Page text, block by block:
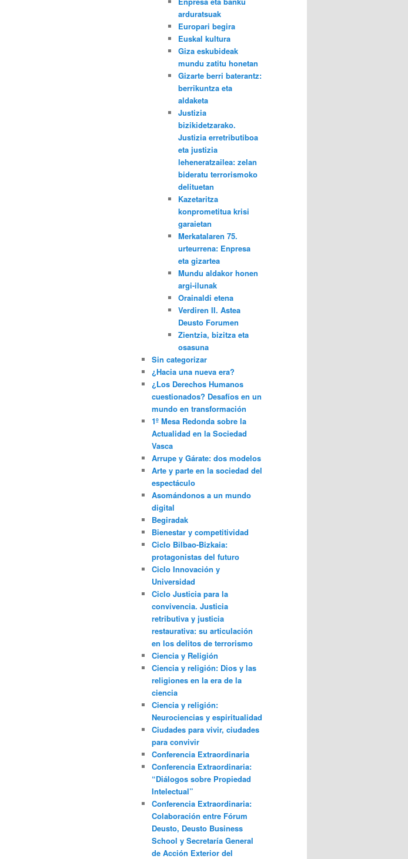
arduratsuak
Europari begira
Euskal kultura
Giza eskubideak
mundu zatitu honetan
Gizarte berri baterantz:
berrikuntza eta
aldaketa
Justizia
bizikidetzarako.
Justizia erretributiboa
eta justizia
leheneratzailea: zelan
bideratu terrorismoko
delituetan
Kazetaritza
konprometitua krisi
garaietan
Merkatalaren 75.
urteurrena: Enpresa
eta gizartea
Mundu aldakor honen
argi-ilunak
Orainaldi etena
Verdiren II. Astea
Deusto Forumen
Zientzia, bizitza eta
osasuna
Sin categorizar
¿Hacia una nueva era?
¿Los Derechos Humanos
cuestionados? Desafíos en un
mundo en transformación
1º Mesa Redonda sobre la
Actualidad en la Sociedad
Vasca
Arrupe y Gárate: dos modelos
Arte y parte en la sociedad del
espectáculo
Asomándonos a un mundo
digital
Begiradak
Bienestar y competitividad
Ciclo Bilbao-Bizkaia:
protagonistas del futuro
Ciclo Innovación y
Universidad
Ciclo Justicia para la
convivencia. Justicia
retributiva y justicia
restaurativa: su articulación
en los delitos de terrorismo
Ciencia y Religión
Ciencia y religión: Dios y las
religiones en la era de la
ciencia
Ciencia y religión:
Neurociencias y espiritualidad
Ciudades para vivir, ciudades
para convivir
Conferencia Extraordinaria
Conferencia Extraordinaria:
“Diálogos sobre Propiedad
Intelectual”
Conferencia Extraordinaria:
Colaboración entre Fórum
Deusto, Deusto Business
School y Secretaría General
de Acción Exterior del